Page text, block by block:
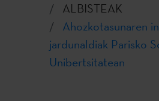
ALBISTEAK
Ahozkotasunaren
jardunaldiak Parisko
Unibertsitatean